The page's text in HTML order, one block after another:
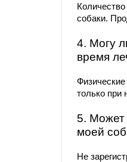
собаки.
4. Могу
время
только при
5. Может
моей
Не